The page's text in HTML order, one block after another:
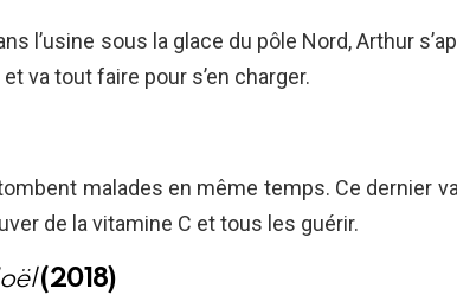
l’usine sous la glace du pôle Nord, Arthur
et va tout faire pour s’en charger.
malades en même temps. Ce dernier
de la vitamine C et tous les guérir.
(2018)